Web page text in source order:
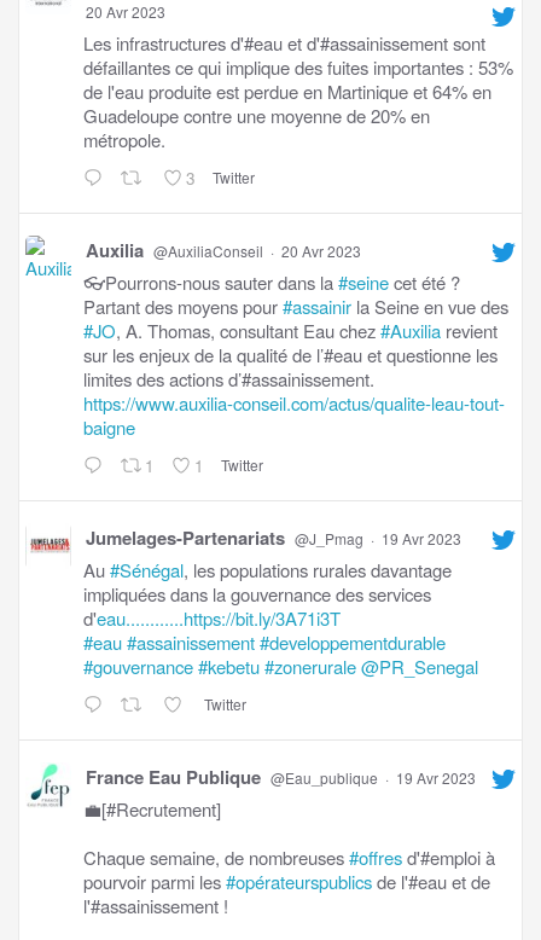
20 Avr 2023
Les infrastructures d'#eau et d'#assainissement sont
défaillantes ce qui implique des fuites importantes : 53%
de l'eau produite est perdue en Martinique et 64% en
Guadeloupe contre une moyenne de 20% en
métropole.
3 Twitter
Auxilia @AuxiliaConseil · 20 Avr 2023
👓Pourrons-nous sauter dans la#seinecet été ?
Partant des moyens pour#assainir la Seine en vue des
#JO, A. Thomas, consultant Eau chez#Auxilia revient
sur les enjeux de la qualité de l’#eau et questionne les
limites des actions d’#assainissement.
https://www.auxilia-conseil.com/actus/qualite-leau-tout-
baigne
1 1 Twitter
Jumelages-Partenariats @J_Pmag · 19 Avr 2023
Au#Sénégal, les populations rurales davantage
impliquées dans la gouvernance des services
d'eau............https://bit.ly/3A71i3T
#eau#assainissement#developpementdurable
#gouvernance#kebetu#zonerurale@PR_Senegal
Twitter
France Eau Publique @Eau_publique · 19 Avr 2023
💼[#Recrutement]
Chaque semaine, de nombreuses#offresd'#emploi à
pourvoir parmi les#opérateurspublicsde l'#eau et de
l'#assainissement !